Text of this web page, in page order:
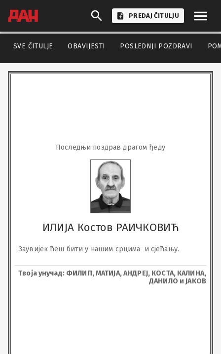
PREDAJ ČITULJU
SVE ČITULJE OBAVIJESTI POSLEDNJI POZDRAVI
Последњи поздрав драгом ђеду
ИЛИЈА Костов РАИЧКОВИЋ
Заувијек ћеш бити у нашим срцима  и сјећању.
Твоја унучад: ФИЛИП, МАТИЈА, АНДРЕЈ, КОСТА, КАЛИНА,
ДАНИЛО и ЈАКОВ